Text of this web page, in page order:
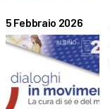
5 Febbraio 2026